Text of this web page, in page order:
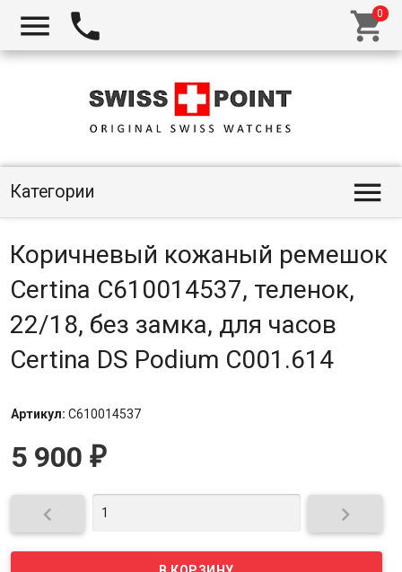
  
Категории 
Коричневый кожаный ремешок
Certina C610014537, теленок,
22/18, без замка, для часов
Certina DS Podium C001.614
Артикул: C610014537
5 900 ₽
 